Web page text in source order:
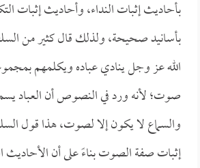
بأحاديث إثبات النداء، وأحاديث إثبات
بأسانيد صحيحة، ولذلك قال كثير من
الله عز وجل ينادي عباده ويكلمهم
صوت؛ لأنه ورد في النصوص أن العباد
والسماع لا يكون إلا لصوت، هذا قول
إثبات صفة الصوت بناءً على أن الأحاديث